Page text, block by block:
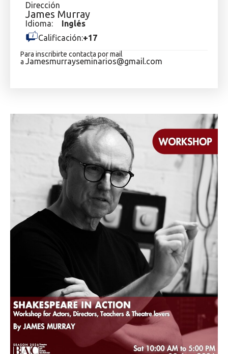
Dirección
James Murray
Idioma:
Inglés
Calificación:+17
Para inscribirte contacta por mail
a Jamesmurrayseminarios@gmail.com